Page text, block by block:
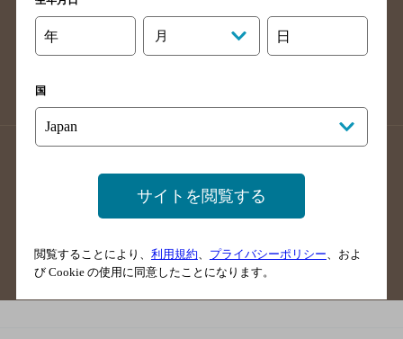
長崎県のバー検索
大分県のバー検索
熊本県のバー検索
掲載店舗様ログイン
サイトマップ ご意見・ご感想
年 月 日
国
サイトを閲覧する
閲覧することにより、 利用規約 プライバシーポリシー 、およ
び Cookie の使用に同意したことになります。